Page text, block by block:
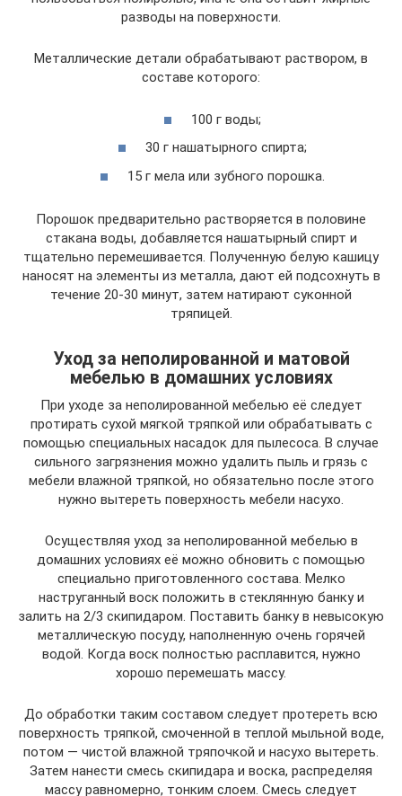
разводы на поверхности.
Металлические детали обрабатывают раствором, в
составе которого:
100 г воды;
30 г нашатырного спирта;
15 г мела или зубного порошка.
Порошок предварительно растворяется в половине
стакана воды, добавляется нашатырный спирт и
тщательно перемешивается. Полученную белую кашицу
наносят на элементы из металла, дают ей подсохнуть в
течение 20-30 минут, затем натирают суконной
тряпицей.
Уход за неполированной и матовой
мебелью в домашних условиях
При уходе за неполированной мебелью её следует
протирать сухой мягкой тряпкой или обрабатывать с
помощью специальных насадок для пылесоса. В случае
сильного загрязнения можно удалить пыль и грязь с
мебели влажной тряпкой, но обязательно после этого
нужно вытереть поверхность мебели насухо.
Осуществляя уход за неполированной мебелью в
домашних условиях её можно обновить с помощью
специально приготовленного состава. Мелко
наструганный воск положить в стеклянную банку и
залить на 2/3 скипидаром. Поставить банку в невысокую
металлическую посуду, наполненную очень горячей
водой. Когда воск полностью расплавится, нужно
хорошо перемешать массу.
До обработки таким составом следует протереть всю
поверхность тряпкой, смоченной в теплой мыльной воде,
потом — чистой влажной тряпочкой и насухо вытереть.
Затем нанести смесь скипидара и воска, распределяя
массу равномерно, тонким слоем. Смесь следует